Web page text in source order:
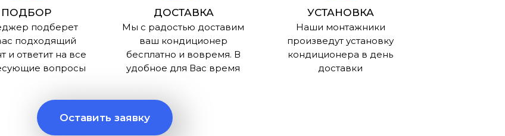
УСТАНОВКА
Наши монтажники
произведут установку
кондиционера в день
доставки
ДОСТАВКА
ПОДБОР
Мы с радостью доставим
ваш кондиционер
бесплатно и вовремя. В
удобное для Вас время
подберет
подходящий
и ответит на все
вопросы
Оставить заявку